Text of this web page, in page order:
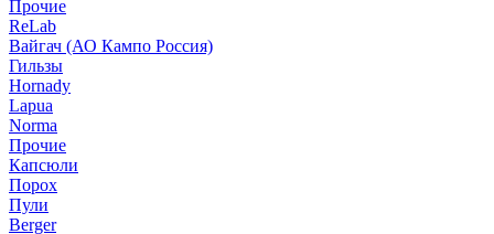
Прочие
ReLab
Вайгач (АО Кампо Россия)
Гильзы
Hornady
Lapua
Norma
Прочие
Капсюли
Порох
Пули
Berger